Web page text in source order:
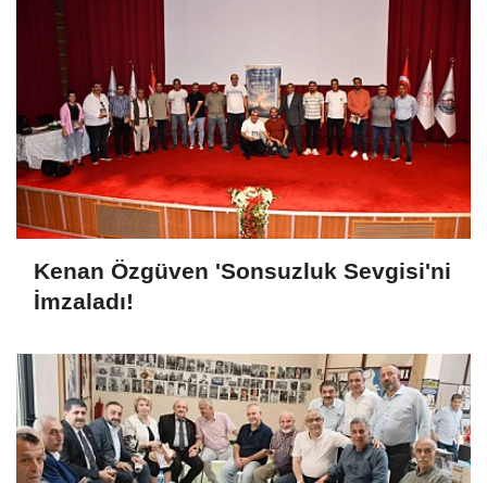
Kenan Özgüven 'Sonsuzluk Sevgisi'ni
İmzaladı!